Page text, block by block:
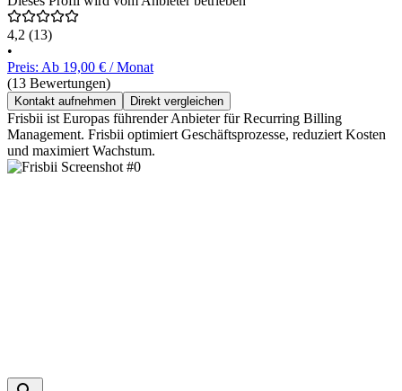
4,2 (13)
•
Preis: Ab 19,00 € / Monat
(13 Bewertungen)
Kontakt aufnehmen Direkt vergleichen
Frisbii ist Europas führender Anbieter für Recurring Billing
Management. Frisbii optimiert Geschäftsprozesse, reduziert Kosten
und maximiert Wachstum.